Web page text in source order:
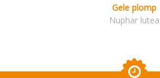
Gele plomp
Nuphar lutea